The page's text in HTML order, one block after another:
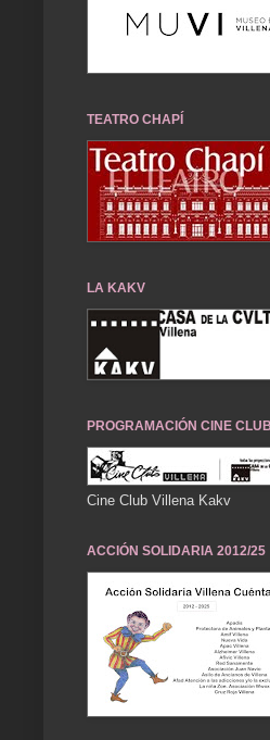
TEATRO CHAPÍ
LA KAKV
PROGRAMACIÓN CINE CLUB
Cine Club Villena Kakv
ACCIÓN SOLIDARIA 2012/25